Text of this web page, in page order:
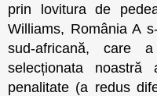
prin lovitura de
Williams, România A
sud-africană, care
selecționata
penalitate (a redus